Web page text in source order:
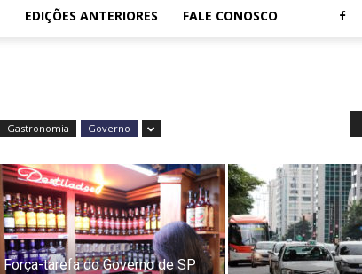
EDIÇÕES ANTERIORES FALE CONOSCO
Gastronomia Governo
Força-tarefa do Governo de SP